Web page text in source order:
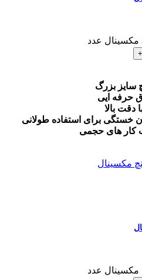
حرفه ایی
دقت بالا
خستگی برای استفاده طولانی
کار های حجمی